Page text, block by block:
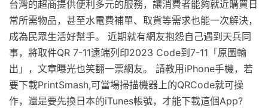
台灣的超商提供便利多元的服務，讓消費者能夠就近購買日
常所需物品，甚至水電費補單、取貨等需求也能一次解決，
成為民眾生活好幫手。 近期就有網友抱怨自己遇到天兵同
事，將取件QR 7-11遠端列印2023 Code到7-11「原圖輸
出」，文章曝光也笑翻一票網友。 請教用iPhone手機，若
要下載PrintSmash,可當場掃描機器上的QRCode就可操
作，還是要先換日本的iTunes帳號，才能下載這個App?